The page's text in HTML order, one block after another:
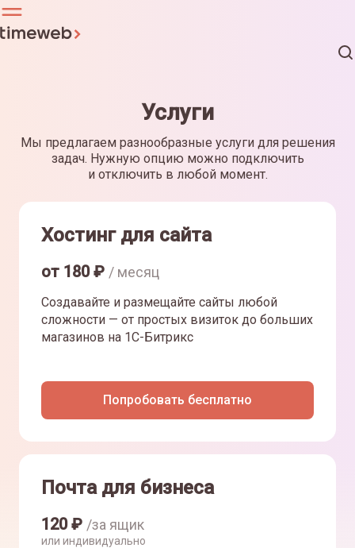
Услуги
Мы предлагаем разнообразные услуги для решения
задач. Нужную опцию можно подключить
и отключить в любой момент.
Хостинг для сайта
от 180₽ / месяц
Создавайте и размещайте сайты любой
сложности — от простых визиток до больших
магазинов на 1С-Битрикс
Попробовать бесплатно
Почта для бизнеса
120₽ /за ящик
или индивидуально